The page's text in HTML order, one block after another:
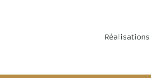
Réalisations